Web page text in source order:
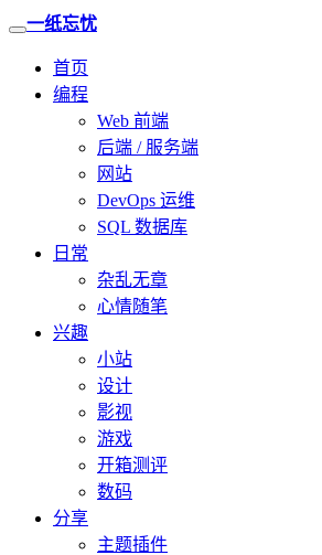
一纸忘忧
首页
编程
Web 前端
后端 / 服务端
网站
DevOps 运维
SQL 数据库
日常
杂乱无章
心情随笔
兴趣
小站
设计
影视
游戏
开箱测评
数码
分享
主题插件